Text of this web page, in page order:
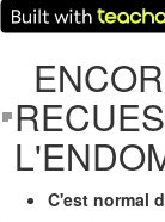
C'est normal